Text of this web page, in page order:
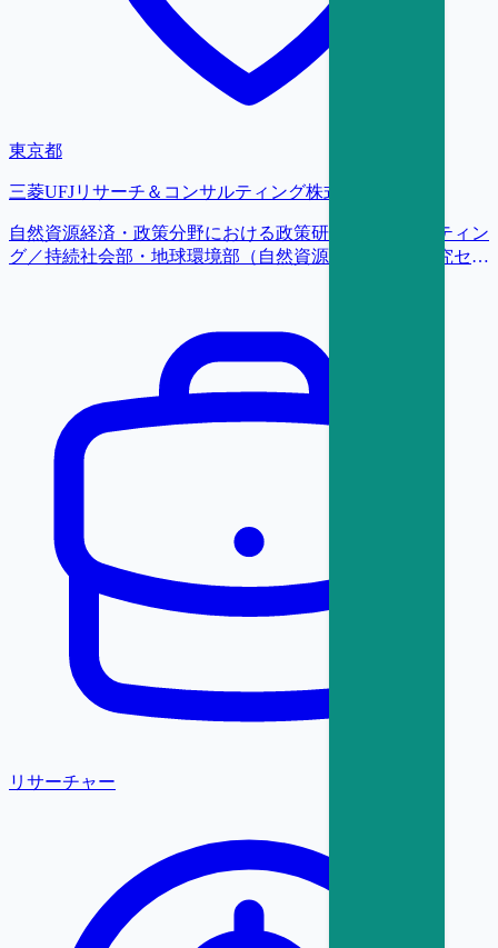
東京都
三菱UFJリサーチ＆コンサルティング株式会社
自然資源経済・政策分野における政策研究・コンサルティン
グ／持続社会部・地球環境部（自然資源経済・政策研究セン
リサーチャー